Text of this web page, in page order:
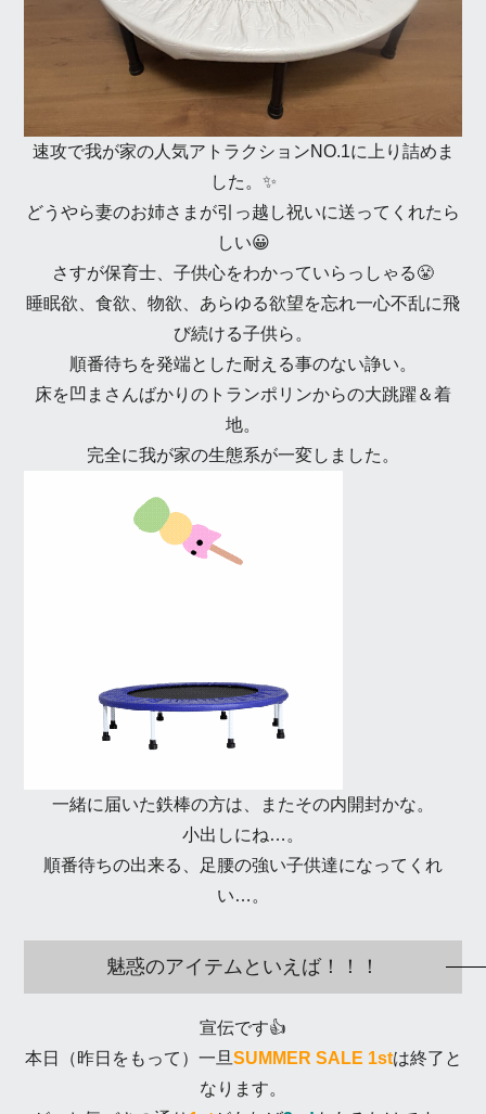
速攻で我が家の人気アトラクションNO.1に上り詰めま
した。✨
どうやら妻のお姉さまが引っ越し祝いに送ってくれたら
しい😀
さすが保育士、子供心をわかっていらっしゃる😤
睡眠欲、食欲、物欲、あらゆる欲望を忘れ一心不乱に飛
び続ける子供ら。
順番待ちを発端とした耐える事のない諍い。
床を凹まさんばかりのトランポリンからの大跳躍＆着
地。
完全に我が家の生態系が一変しました。
一緒に届いた鉄棒の方は、またその内開封かな。
小出しにね…。
順番待ちの出来る、足腰の強い子供達になってくれ
い…。
魅惑のアイテムといえば！！！
宣伝です👍
本日（昨日をもって）一旦SUMMER SALE 1stは終了と
なります。